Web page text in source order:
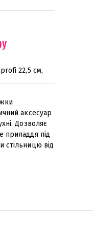
22,5 см,
аксесуар
Дозволяє
приладдя під
стільницю від